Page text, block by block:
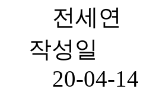
전세연
작성일
20-04-14